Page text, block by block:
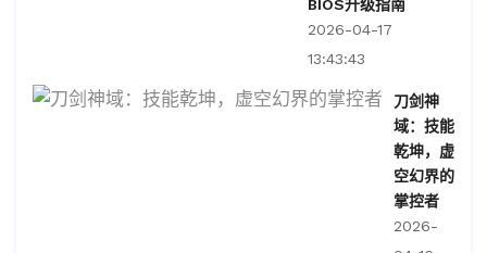
BIOS升级指南
2026-04-17
13:43:43
刀剑神
域：技能
乾坤，虚
空幻界的
掌控者
2026-